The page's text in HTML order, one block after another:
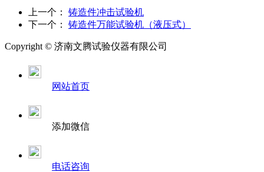
上一个： 铸造件冲击试验机
下一个： 铸造件万能试验机（液压式）
Copyright © 济南文腾试验仪器有限公司
网站首页
添加微信
电话咨询